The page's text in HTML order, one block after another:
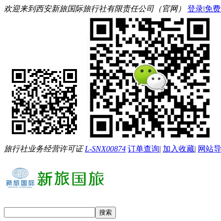
欢迎来到西安新旅国际旅行社有限责任公司（官网） 登录|免
旅行社业务经营许可证L-SNX00874 订单查询| 加入收藏| 网站